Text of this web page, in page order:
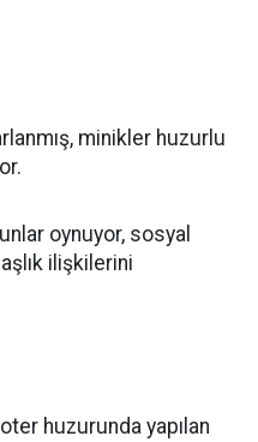
minikler huzurlu
oynuyor, sosyal
ilişkilerini
huzurunda yapılan